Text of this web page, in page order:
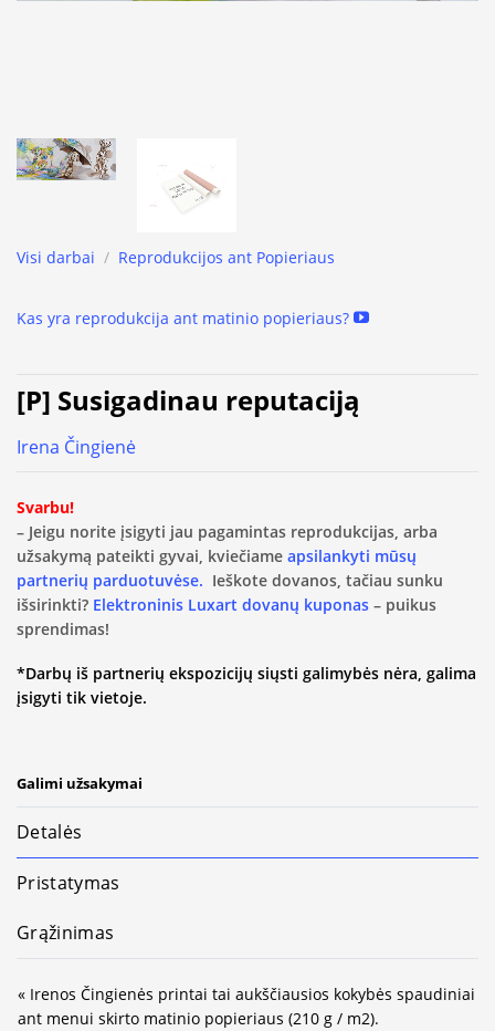
Visi darbai / Reprodukcijos ant Popieriaus
Kas yra reprodukcija ant matinio popieriaus?
[P] Susigadinau reputaciją
Irena Čingienė
Svarbu!
– Jeigu norite įsigyti jau pagamintas reprodukcijas, arba
užsakymą pateikti gyvai, kviečiame apsilankyti mūsų
partnerių parduotuvėse. Ieškote dovanos, tačiau sunku
išsirinkti? Elektroninis Luxart dovanų kuponas – puikus
sprendimas!
*Darbų iš partnerių ekspozicijų siųsti galimybės nėra, galima
įsigyti tik vietoje.
Galimi užsakymai
Detalės
Pristatymas
Grąžinimas
« Irenos Čingienės printai tai aukščiausios kokybės spaudiniai
ant menui skirto matinio popieriaus (210 g / m2).